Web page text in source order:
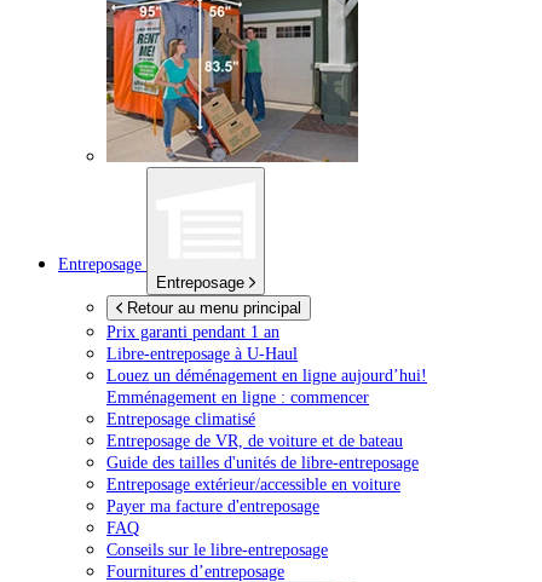
Entreposage
Entreposage
Retour au menu principal
Prix garanti pendant 1 an
Libre-entreposage à U-Haul
Louez un déménagement en ligne aujourd’hui!
Emménagement en ligne : commencer
Entreposage climatisé
Entreposage de VR, de voiture et de bateau
Guide des tailles d'unités de libre-entreposage
Entreposage extérieur/accessible en voiture
Payer ma facture d'entreposage
FAQ
Conseils sur le libre-entreposage
Fournitures d’entreposage